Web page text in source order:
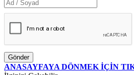
Gönder
ANASAYFAYA DÖNMEK İÇİN